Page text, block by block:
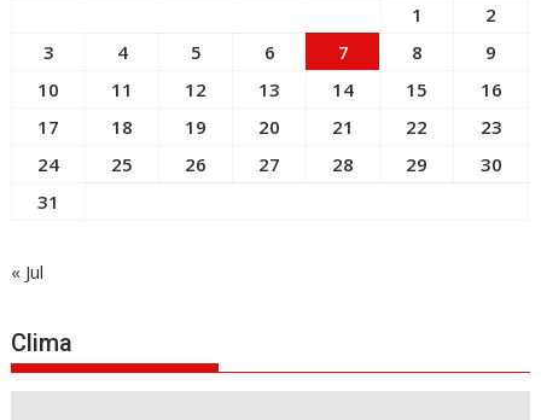
1
2
3
4 5 6 7 8
9
10
11 12 13 14 15
16
17
18 19 20 21 22
23
24
25 26 27 28 29
30
31
« Jul
Clima